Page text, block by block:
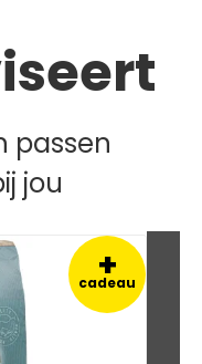
passen
jou
+
cadeau